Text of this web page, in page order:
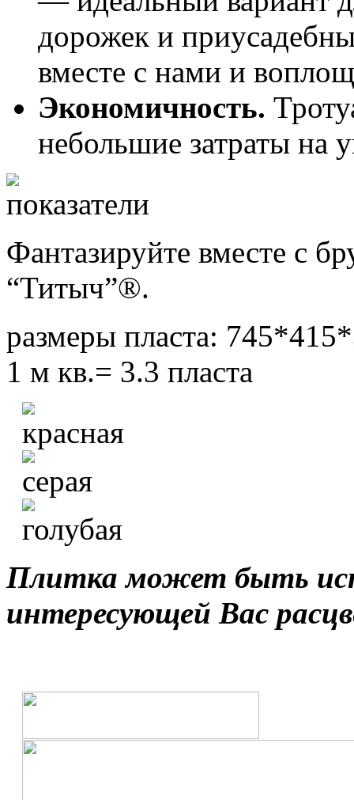
дорожек и
вместе с нами и
Экономичность.
небольшие затраты на
Фантазируйте вместе с
“Титыч”®.
размеры пласта:
1 м кв.= 3.3 пласта
Плитка может быть
интересующей Вас